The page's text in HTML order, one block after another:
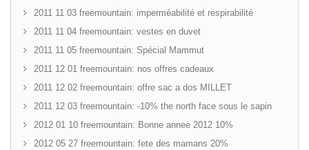
2011 11 03 freemountain: imperméabilité et respirabilité
2011 11 04 freemountain: vestes en duvet
2011 11 05 freemountain: Spécial Mammut
2011 12 01 freemountain: nos offres cadeaux
2011 12 02 freemountain: offre sac a dos MILLET
2011 12 03 freemountain: -10% the north face sous le sapin
2012 01 10 freemountain: Bonne annee 2012 10%
2012 05 27 freemountain: fete des mamans 20%